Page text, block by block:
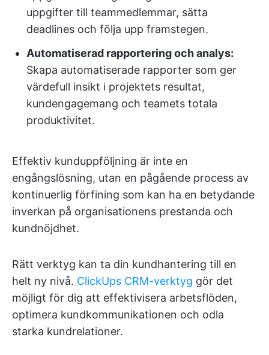
uppgifter till teammedlemmar, sätta
deadlines och följa upp framstegen.
Automatiserad rapportering och analys:
Skapa automatiserade rapporter som ger
värdefull insikt i projektets resultat,
kundengagemang och teamets totala
produktivitet.
Effektiv kunduppföljning är inte en
engångslösning, utan en pågående process av
kontinuerlig förfining som kan ha en betydande
inverkan på organisationens prestanda och
kundnöjdhet.
Rätt verktyg kan ta din kundhantering till en
helt ny nivå. ClickUps CRM-verktyg gör det
möjligt för dig att effektivisera arbetsflöden,
optimera kundkommunikationen och odla
starka kundrelationer.